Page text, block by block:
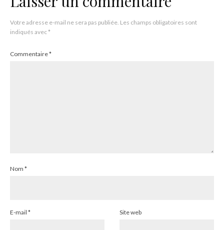
Votre adresse e-mail ne sera pas publiée. Les champs obligatoires sont
indiqués avec*
Commentaire*
Nom *
E-mail * Site web